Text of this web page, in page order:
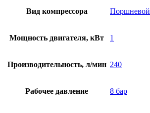
Вид компрессора Поршневой
Мощность двигателя, кВт 1
Производительность, л/мин 240
Рабочее давление 8 бар